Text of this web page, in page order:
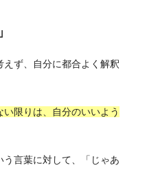
ず、自分に都合よく解釈
限りは、自分のいいよう
言葉に対して、「じゃあ